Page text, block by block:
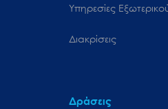
Υπηρεσίες
Διακρίσεις
Δράσεις